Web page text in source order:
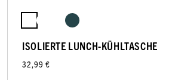
ISOLIERTE LUNCH-KÜHLTASCHE
32,99 €